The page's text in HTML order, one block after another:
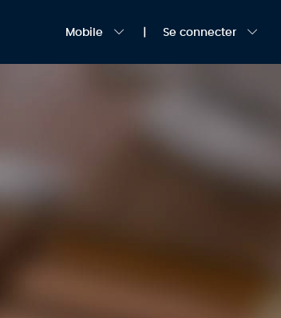
Mobile Se connecter